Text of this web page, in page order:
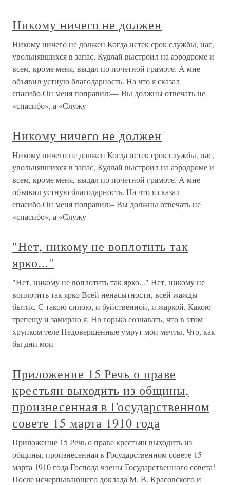
Никому ничего не должен
Никому ничего не должен Когда истек срок службы, нас,
увольнявшихся в запас, Кудлай выстроил на аэродроме и
всем, кроме меня, выдал по почетной грамоте. А мне
объявил устную благодарность. На что я сказал
спасибо.Он меня поправил:— Вы должны отвечать не
«спасибо», а «Служу
Никому ничего не должен
Никому ничего не должен Когда истек срок службы, нас,
увольнявшихся в запас, Кудлай выстроил на аэродроме и
всем, кроме меня, выдал по почетной грамоте. А мне
объявил устную благодарность. На что я сказал
спасибо.Он меня поправил:– Вы должны отвечать не
«спасибо», а «Служу
"Нет, никому не воплотить так
ярко..."
"Нет, никому не воплотить так ярко..." Нет, никому не
воплотить так ярко Всей ненасытности, всей жажды
бытия, С такою силою, и буйственной, и жаркой, Какою
трепещу и замираю я. Но горько сознавать, что в этом
хрупком теле Недовершенные умрут мои мечты, Что, как
бы дни мои
Приложение 15 Речь о праве
крестьян выходить из общины,
произнесенная в Государственном
совете 15 марта 1910 года
Приложение 15 Речь о праве крестьян выходить из
общины, произнесенная в Государственном совете 15
марта 1910 года Господа члены Государственного совета!
После исчерпывающего доклада М. В. Красовского и